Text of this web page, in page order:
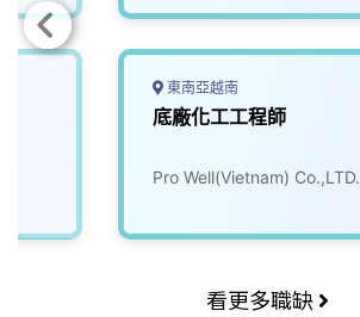
東南亞越南
底廠化工工程師
Pro Well(Vietnam) Co.,LTD.
看更多職缺